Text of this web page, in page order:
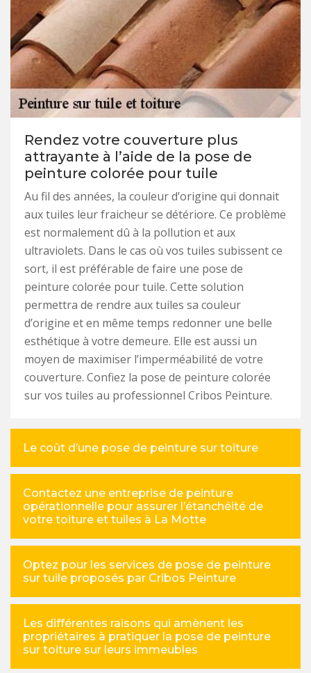
Rendez votre couverture plus
attrayante à l’aide de la pose de
peinture colorée pour tuile
Au fil des années, la couleur d’origine qui donnait
aux tuiles leur fraicheur se détériore. Ce problème
est normalement dû à la pollution et aux
ultraviolets. Dans le cas où vos tuiles subissent ce
sort, il est préférable de faire une pose de
peinture colorée pour tuile. Cette solution
permettra de rendre aux tuiles sa couleur
d’origine et en même temps redonner une belle
esthétique à votre demeure. Elle est aussi un
moyen de maximiser l’imperméabilité de votre
couverture. Confiez la pose de peinture colorée
sur vos tuiles au professionnel Cribos Peinture.
Le coût d’une pose de peinture sur toiture
Contactez une entreprise de peinture
opérationnelle pour assurer l’étanchéité de
votre toiture et tuiles à La Motte
Optez pour les services de pose de peinture
sur tuile proposés par Cribos Peinture
Les différentes raisons qui amènent les
propriétaires à pratiquer la pose de peinture
sur toiture sur leurs immeubles